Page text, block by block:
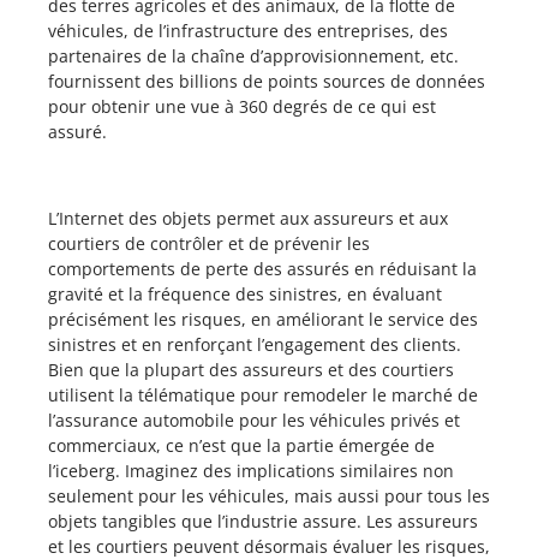
des terres agricoles et des animaux, de la flotte de
véhicules, de l’infrastructure des entreprises, des
partenaires de la chaîne d’approvisionnement, etc.
fournissent des billions de points sources de données
pour obtenir une vue à 360 degrés de ce qui est
assuré.
L’Internet des objets permet aux assureurs et aux
courtiers de contrôler et de prévenir les
comportements de perte des assurés en réduisant la
gravité et la fréquence des sinistres, en évaluant
précisément les risques, en améliorant le service des
sinistres et en renforçant l’engagement des clients.
Bien que la plupart des assureurs et des courtiers
utilisent la télématique pour remodeler le marché de
l’assurance automobile pour les véhicules privés et
commerciaux, ce n’est que la partie émergée de
l’iceberg. Imaginez des implications similaires non
seulement pour les véhicules, mais aussi pour tous les
objets tangibles que l’industrie assure. Les assureurs
et les courtiers peuvent désormais évaluer les risques,